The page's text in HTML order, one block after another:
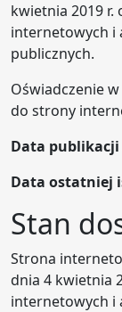
kwietnia 2019
internetowych i
publicznych.
Oświadczenie
do strony
Data
Data ostatniej
Stan
Strona
dnia 4 kwietnia
internetowych i